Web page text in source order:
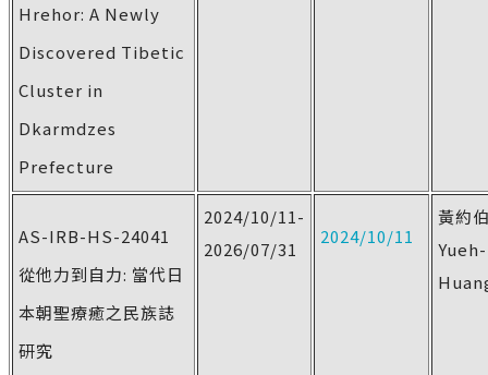
Hrehor: A Newly
Discovered Tibetic
Cluster in
Dkarmdzes
Prefecture
AS-IRB-HS-24041
從他力到自力: 當代日
本朝聖療癒之民族誌
研究
2024/10/11-
2026/07/31
2024/10/11
黃約